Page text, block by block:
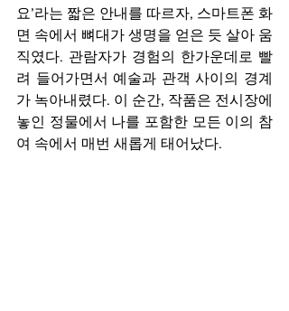
요’라는 짧은 안내를 따르자, 스마트폰 화
면 속에서 뼈대가 생명을 얻은 듯 살아 움
직였다. 관람자가 경험의 한가운데로 빨
려 들어가면서 예술과 관객 사이의 경계
가 녹아내렸다. 이 순간, 작품은 전시장에
놓인 정물에서 나를 포함한 모든 이의 참
여 속에서 매번 새롭게 태어났다.